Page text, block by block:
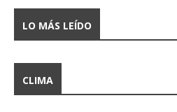
LO MÁS LEÍDO
CLIMA